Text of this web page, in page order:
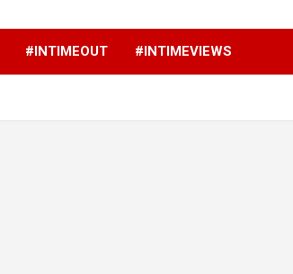
#INTIMEOUT #INTIMEVIEWS